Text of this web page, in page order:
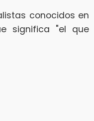
conocidos en
significa "el que